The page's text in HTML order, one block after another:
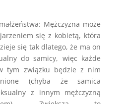
Mężczyzna może
się z kobietą, która
się tak dlatego, że ma on
do samicy, więc każde
tym związku będzie z nim
(chyba że samica
z innym mężczyzną